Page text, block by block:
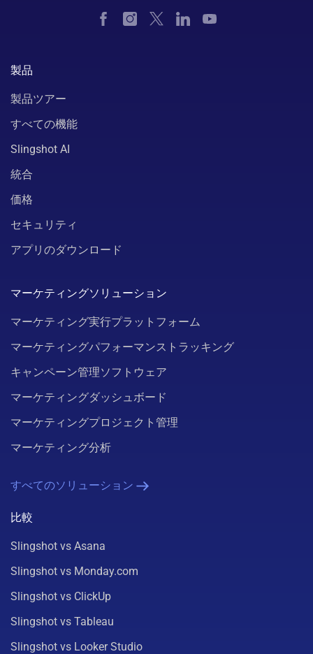
製品
製品ツアー
すべての機能
Slingshot AI
統合
価格
セキュリティ
アプリのダウンロード
マーケティングソリューション
マーケティング実行プラットフォーム
マーケティングパフォーマンストラッキング
キャンペーン管理ソフトウェア
マーケティングダッシュボード
マーケティングプロジェクト管理
マーケティング分析
すべてのソリューション
比較
Slingshot vs Asana
Slingshot vs Monday.com
Slingshot vs ClickUp
Slingshot vs Tableau
Slingshot vs Looker Studio